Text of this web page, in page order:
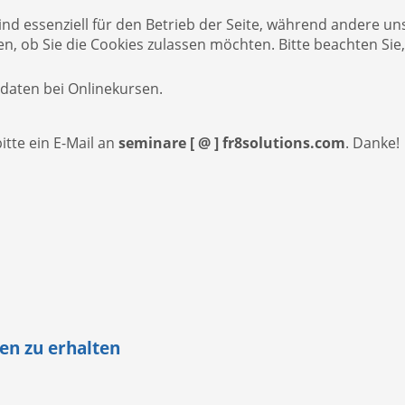
bei Onlinekursen.
ein E-Mail an seminare [ @ ] fr8solutions.com. Danke!
zu erhalten
essenziell für den Betrieb der Seite, während andere
ob Sie die Cookies zulassen möchten. Bitte beachten